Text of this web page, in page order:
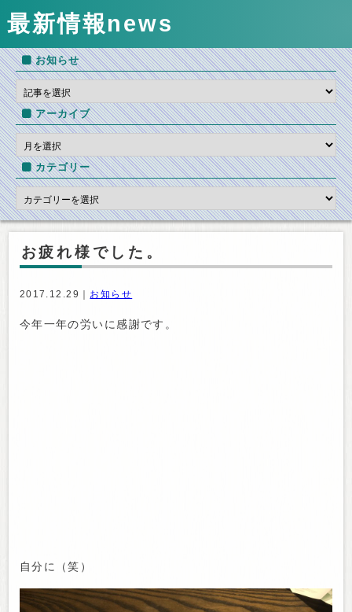
最新情報news
お知らせ
アーカイブ
カテゴリー
お疲れ様でした。
2017.12.29｜ お知らせ
今年一年の労いに感謝です。
自分に（笑）